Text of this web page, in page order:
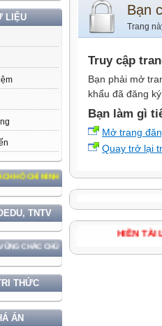
LIỆU
CHÍ MINH
TNTV
CHỦ QUYỀN VÀ ĐỘC LẬP DÂN TỘC!
THỨC
ÁN
Bạn
Trang
Truy cập
Bạn phải mở
khẩu đã đăng
Bạn làm gì
Mở trang
Quay trở lại
HIỀN